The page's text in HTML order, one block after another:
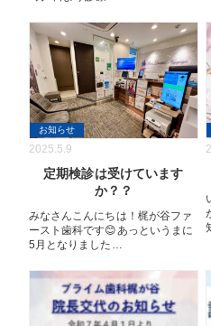
お知らせ
2025.5.9
定期検診は受けています
か？？
みなさんこんにちは！梶が谷ファ
ースト歯科です😊あっというまに
5月となりました…